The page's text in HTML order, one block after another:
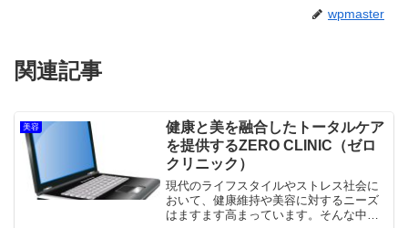
wpmaster
関連記事
美容
健康と美を融合したトータルケア
を提供するZERO CLINIC（ゼロ
クリニック）
現代のライフスタイルやストレス社会に
おいて、健康維持や美容に対するニーズ
はますます高まっています。そんな中、